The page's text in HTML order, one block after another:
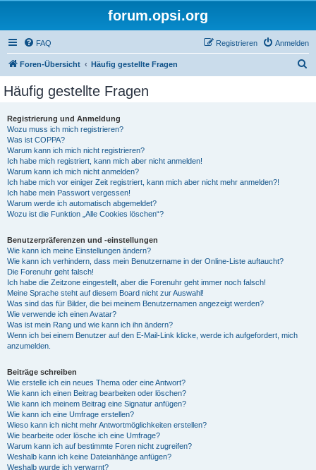
forum.opsi.org
FAQ Anmelden
Registrieren
Foren-Übersicht Häufig gestellte Fragen
Häufig gestellte Fragen
Registrierung und Anmeldung
Wozu muss ich mich registrieren?
Was ist COPPA?
Warum kann ich mich nicht registrieren?
Ich habe mich registriert, kann mich aber nicht anmelden!
Warum kann ich mich nicht anmelden?
Ich habe mich vor einiger Zeit registriert, kann mich aber nicht mehr anmelden?!
Ich habe mein Passwort vergessen!
Warum werde ich automatisch abgemeldet?
Wozu ist die Funktion „Alle Cookies löschen“?
Benutzerpräferenzen und -einstellungen
Wie kann ich meine Einstellungen ändern?
Wie kann ich verhindern, dass mein Benutzername in der Online-Liste auftaucht?
Die Forenuhr geht falsch!
Ich habe die Zeitzone eingestellt, aber die Forenuhr geht immer noch falsch!
Meine Sprache steht auf diesem Board nicht zur Auswahl!
Was sind das für Bilder, die bei meinem Benutzernamen angezeigt werden?
Wie verwende ich einen Avatar?
Was ist mein Rang und wie kann ich ihn ändern?
Wenn ich bei einem Benutzer auf den E-Mail-Link klicke, werde ich aufgefordert, mich
anzumelden.
Beiträge schreiben
Wie erstelle ich ein neues Thema oder eine Antwort?
Wie kann ich einen Beitrag bearbeiten oder löschen?
Wie kann ich meinem Beitrag eine Signatur anfügen?
Wie kann ich eine Umfrage erstellen?
Wieso kann ich nicht mehr Antwortmöglichkeiten erstellen?
Wie bearbeite oder lösche ich eine Umfrage?
Warum kann ich auf bestimmte Foren nicht zugreifen?
Weshalb kann ich keine Dateianhänge anfügen?
Weshalb wurde ich verwarnt?